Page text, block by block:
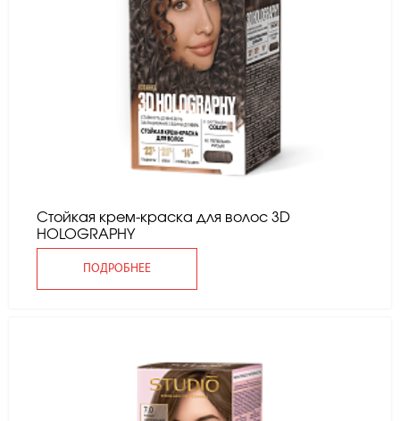
Стойкая крем-краска для волос 3D
HOLOGRAPHY
ПОДРОБНЕЕ